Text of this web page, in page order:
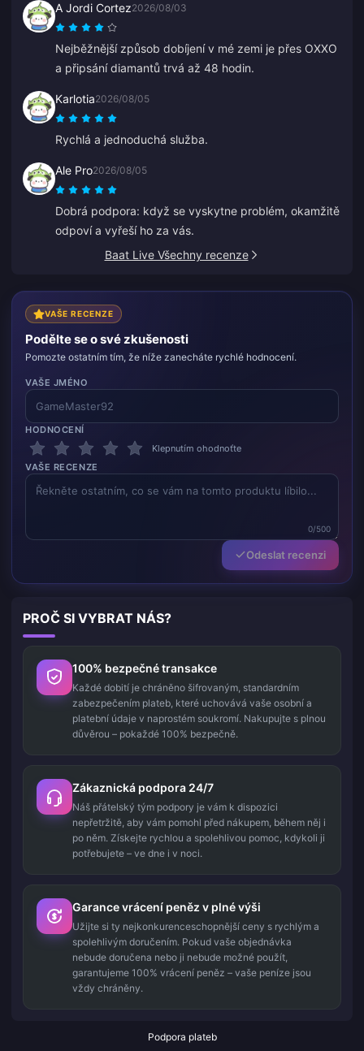
A Jordi Cortez2026/08/03
Nejběžnější způsob dobíjení v mé zemi je přes OXXO
a připsání diamantů trvá až 48 hodin.
Karlotia2026/08/05
Rychlá a jednoduchá služba.
Ale Pro2026/08/05
Dobrá podpora: když se vyskytne problém, okamžitě
odpoví a vyřeší ho za vás.
Baat Live Všechny recenze
VAŠE RECENZE
Podělte se o své zkušenosti
Pomozte ostatním tím, že níže zanecháte rychlé hodnocení.
VAŠE JMÉNO
HODNOCENÍ
Klepnutím ohodnoťte
VAŠE RECENZE
0/500
Odeslat recenzi
PROČ SI VYBRAT NÁS?
100% bezpečné transakce
Každé dobití je chráněno šifrovaným, standardním
zabezpečením plateb, které uchovává vaše osobní a
platební údaje v naprostém soukromí. Nakupujte s plnou
důvěrou – pokaždé 100% bezpečně.
Zákaznická podpora 24/7
Náš přátelský tým podpory je vám k dispozici
nepřetržitě, aby vám pomohl před nákupem, během něj i
po něm. Získejte rychlou a spolehlivou pomoc, kdykoli ji
potřebujete – ve dne i v noci.
Garance vrácení peněz v plné výši
Užijte si ty nejkonkurenceschopnější ceny s rychlým a
spolehlivým doručením. Pokud vaše objednávka
nebude doručena nebo ji nebude možné použít,
garantujeme 100% vrácení peněz – vaše peníze jsou
vždy chráněny.
Podpora plateb